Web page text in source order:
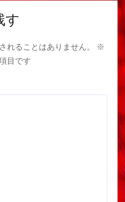
す
れることはありません。
※
目です